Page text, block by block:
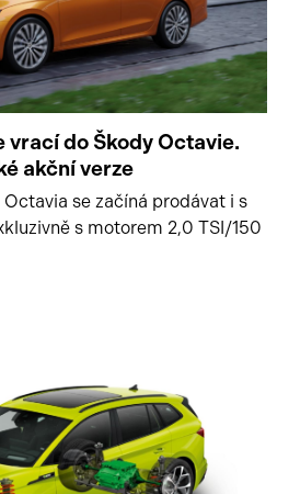
vrací do Škody Octavie.
akční verze
se začíná prodávat i s
s motorem 2,0 TSI/150